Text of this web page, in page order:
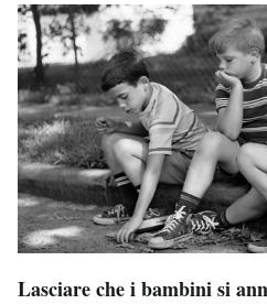
Lasciare che i bambini si